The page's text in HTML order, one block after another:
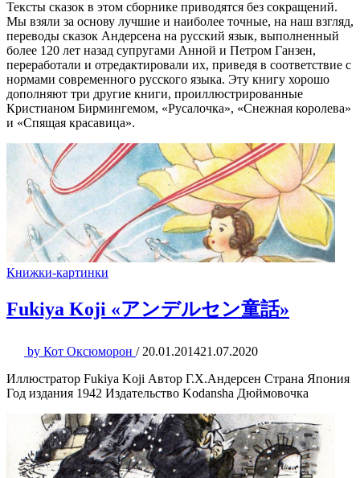
Тексты сказок в этом сборнике приводятся без сокращений.
Мы взяли за основу лучшие и наиболее точные, на наш взгляд,
переводы сказок Андерсена на русский язык, выполненный
более 120 лет назад супругами Анной и Петром Ганзен,
переработали и отредактировали их, приведя в соответствие с
нормами современного русского языка. Эту книгу хорошо
дополняют три другие книги, проиллюстрированные
Кристианом Бирмингемом, «Русалочка», «Снежная королева»
и «Спящая красавица».
Книжки-картинки
Fukiya Koji «アンデルセン童話»
by Кот Оксюморон / 20.01.201421.07.2020
Иллюстратор Fukiya Koji Автор Г.Х.Андерсен Страна Япония
Год издания 1942 Издательство Kodansha Дюймовочка